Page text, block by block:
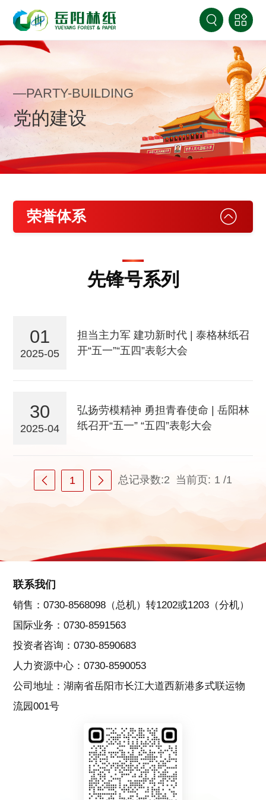
—PARTY-BUILDING
党的建设
荣誉体系
先锋号系列
01
2025-05
担当主力军 建功新时代 | 泰格林纸召
开“五一”“五四”表彰大会
30
2025-04
弘扬劳模精神 勇担青春使命 | 岳阳林
纸召开“五一” “五四”表彰大会
1 总记录数:2 当前页: 1 /1
联系我们
销售：0730-8568098（总机）转1202或1203（分机）
国际业务：0730-8591563
投资者咨询：0730-8590683
人力资源中心：0730-8590053
公司地址：湖南省岳阳市长江大道西新港多式联运物
流园001号